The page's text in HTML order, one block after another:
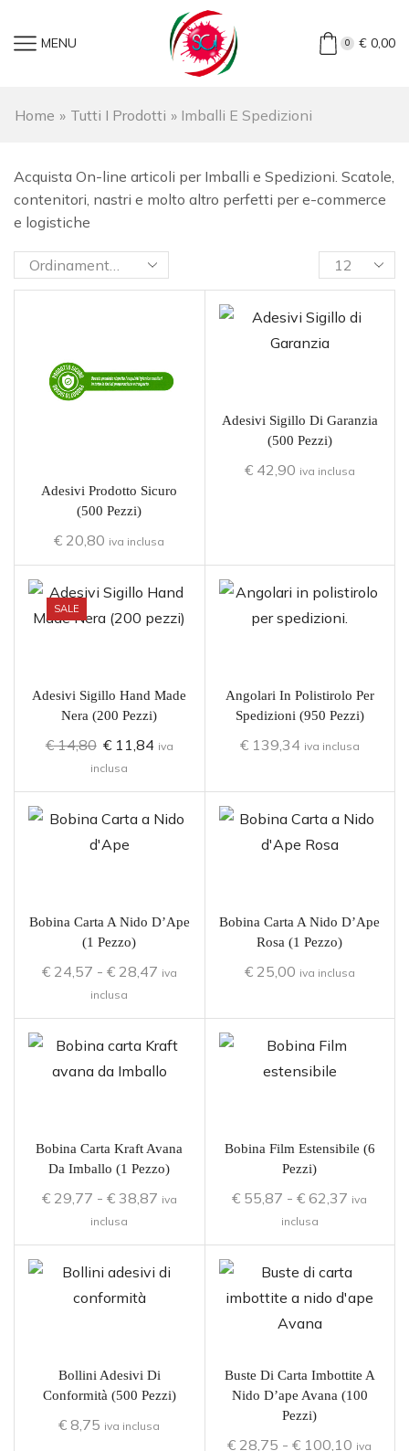
MENU 0 €0,00
Home » Tutti I Prodotti » Imballi E Spedizioni
Acquista On-line articoli per Imballi e Spedizioni. Scatole,
contenitori, nastri e molto altro perfetti per e-commerce
e logistiche
Adesivi Prodotto Sicuro
(500 Pezzi)
€ 20,80 iva inclusa
Adesivi Sigillo Di Garanzia
(500 Pezzi)
€42,90 iva inclusa
SALE
Adesivi Sigillo Hand Made
Nera (200 Pezzi)
€14,80 €11,84 iva
inclusa
Angolari In Polistirolo Per
Spedizioni (950 Pezzi)
€139,34 iva inclusa
Bobina Carta A Nido D’Ape
(1 Pezzo)
€24,57 - €28,47 iva
inclusa
Bobina Carta A Nido D’Ape
Rosa (1 Pezzo)
€25,00 iva inclusa
Bobina Carta Kraft Avana
Da Imballo (1 Pezzo)
€29,77 - €38,87 iva
inclusa
Bobina Film Estensibile (6
Pezzi)
€ 55,87 - € 62,37 iva
inclusa
Bollini Adesivi Di
Conformità (500 Pezzi)
€ 8,75 iva inclusa
Buste Di Carta Imbottite A
Nido D’ape Avana (100
Pezzi)
€ 28,75 - € 100,10 iva